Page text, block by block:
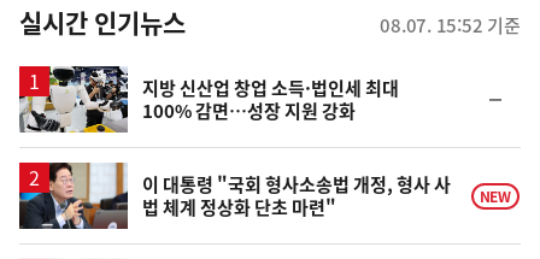
뉴
스
실시간 인기뉴스 08.07. 15:52 기준
지방 신산업 창업 소득·법인세 최대
100% 감면…성장 지원 강화
일
이 대통령 "국회 형사소송법 개정, 형사 사
법 체계 정상화 단초 마련"
NEW